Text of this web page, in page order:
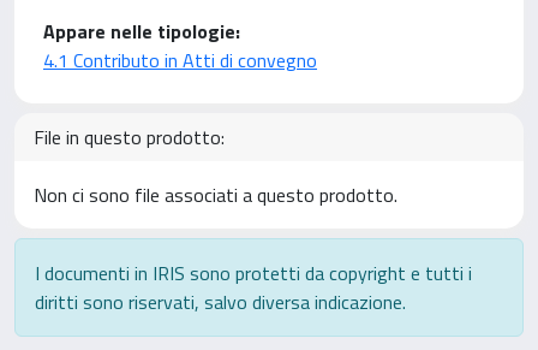
Appare nelle tipologie:
4.1 Contributo in Atti di convegno
File in questo prodotto:
Non ci sono file associati a questo prodotto.
I documenti in IRIS sono protetti da copyright e tutti i
diritti sono riservati, salvo diversa indicazione.